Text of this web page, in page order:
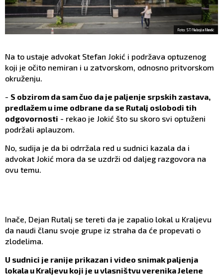
Foto: ST/Nebojša Mandić
Na to ustaje advokat Stefan Jokić i podržava optuzenog
koji je očito nemiran i u zatvorskom, odnosno pritvorskom
okruženju.
- S obzirom da sam čuo da je paljenje srpskih zastava,
predlažem u ime odbrane da se Rutalj oslobodi tih
odgovornosti - rekao je Jokić što su skoro svi optuženi
podržali aplauzom.
No, sudija je da bi odrržala red u sudnici kazala da i
advokat Jokić mora da se uzdrži od daljeg razgovora na
ovu temu.
Inače, Dejan Rutalj se tereti da je zapalio lokal u Kraljevu
da naudi članu svoje grupe iz straha da će propevati o
zlodelima.
U sudnici je ranije prikazan i video snimak paljenja
lokala u Kraljevu koji je u vlasništvu verenika Jelene